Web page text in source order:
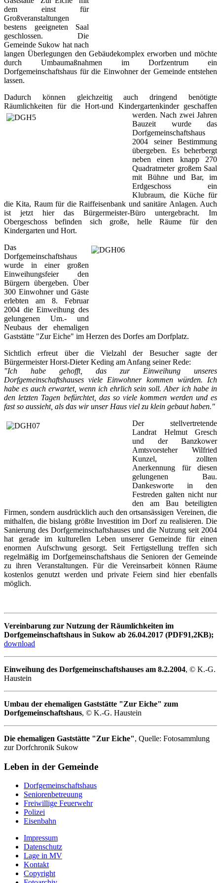
dem einst für
Großveranstaltungen
bestens geeigneten Saal
geschlossen. Die
Gemeinde Sukow hat nach
langen Überlegungen den Gebäudekomplex erworben und möchte
durch Umbaumaßnahmen im Dorfzentrum ein
Dorfgemeinschaftshaus für die Einwohner der Gemeinde entstehen
lassen.
Dadurch können gleichzeitig auch dringend benötigte
Räumlichkeiten für die Hort-und Kindergartenkinder geschaffen
werden.Nach zwei Jahren
Bauzeit wurde das
Dorfgemeinschaftshaus
2004 seiner Bestimmung
übergeben. Es beherbergt
neben einen knapp 270
Quadratmeter großem Saal
mit Bühne und Bar, im
Erdgeschoss ein
Klubraum, die Küche für
die Kita, Raum für die Raiffeisenbank und sanitäre Anlagen. Auch
ist jetzt hier das Bürgermeister-Büro untergebracht. Im
Obergeschoss befinden sich große, helle Räume für den
Kindergarten und Hort.
Das
Dorfgemeinschaftshaus
wurde in einer großen
Einweihungsfeier den
Bürgern übergeben. Über
300 Einwohner und Gäste
erlebten am 8. Februar
2004 die Einweihung des
gelungenen Um.- und
Neubaus der ehemaligen
Gaststätte "Zur Eiche" im Herzen des Dorfes am Dorfplatz.
Sichtlich erfreut über die Vielzahl der Besucher sagte der
Bürgermeister Horst-Dieter Keding am Anfang seiner Rede:
"Ich habe gehofft, das zur Einweihung unseres
Dorfgemeinschaftshauses viele Einwohner kommen würden. Ich
habe es auch erwartet, wenn ich ehrlich sein soll. Aber ich habe in
den letzten Tagen befürchtet, das so viele kommen werden und es
fast so aussieht, als das wir unser Haus viel zu klein gebaut haben."
Der stellvertretende
Landrat Helmut Gresch
und der Banzkower
Amtsvorsteher Wilfried
Kunzel, zollten
Anerkennung für diesen
gelungenen Bau.
Dankesworte in den
Festreden galten nicht nur
den am Bau beteiligten
Firmen, sondern ausdrücklich auch den ortsansässigen Vereinen, die
mithalfen, die bislang größte Investition im Dorf zu realisieren. Die
Sanierung des Dorfgemeinschaftshauses und die Nutzung seit 2004
hat gerade im kulturellen Leben unserer Gemeinde für einen
enormen Aufschwung gesorgt. Seit Fertigstellung treffen sich
regelmäßig im Dorfgemeinschaftshaus die Senioren der Gemeinde
zu ihren Veranstaltungen. Für die Vereinsarbeit können Räume
kostenlos genutzt werden und private Feiern sind hier ebenfalls
möglich.
Vereinbarung zur Nutzung der Räumlichkeiten im
Dorfgemeinschaftshaus in Sukow ab 26.04.2017 (PDF91,2KB);
download
Einweihung des Dorfgemeinschaftshauses am 8.2.2004, © K.-G.
Haustein
Umbau der ehemaligen Gaststätte "Zur Eiche" zum
Dorfgemeinschaftshaus, © K.-G. Haustein
Die ehemaligen Gaststätte "Zur Eiche", Quelle: Fotosammlung
zur Dorfchronik Sukow
Leben in der Gemeinde
Dorfgemeinschaftshaus
Seniorenbetreuung
Freiwillige Feuerwehr
Polizei
Eisenbahn
Impressum
Datenschutz
Lage in MV
Kontakt
Copyright